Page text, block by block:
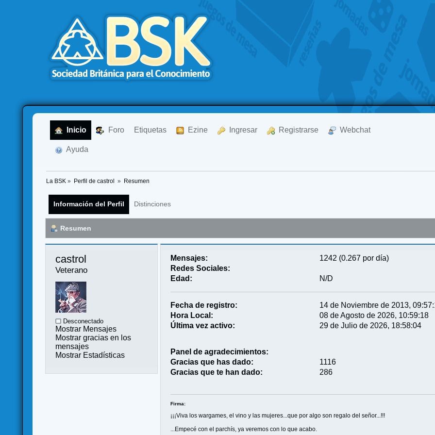
Inicio Foro Etiquetas Ezine Ingresar Registrarse Webchat
Ayuda
La BSK » Perfil de castrol » Resumen
Información del Perfil Distinciones
Resumen
castrol
Veterano
Desconectado
Mostrar Mensajes
Mostrar gracias en los
mensajes
Mostrar Estadísticas
Mensajes:
1242 (0.267 por día)
Redes Sociales:
Edad:
N/D
Fecha de registro:
14 de Noviembre de 2013,
Hora Local:
08 de Agosto de 2026, 10:59:18
Última vez activo:
29 de Julio de 2026, 18:58:04
Panel de agradecimientos:
Gracias que has dado:
1116
Gracias que te han dado:
286
Firma:
¡¡¡Viva los wargames, el vino y las mujeres...que por algo son regalo del señor...!!!
...Empecé con el parchís, ya veremos con lo que acabo.